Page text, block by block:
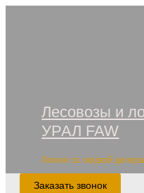
Лесовозы и
УРАЛ FAW
Лизинг со скидкой дилера
Заказать звонок